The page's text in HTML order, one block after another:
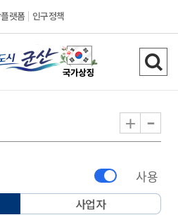
랫폼 인구정책
시민주권도시 군검
+ -
사용
사업자